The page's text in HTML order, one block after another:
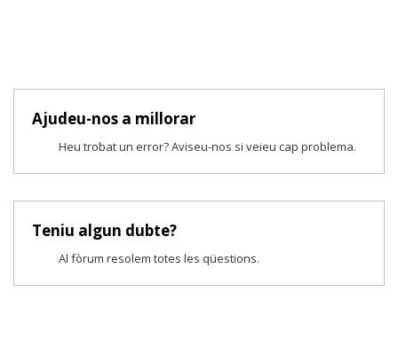
Ajudeu-nos a millorar
Heu trobat un error? Aviseu-nos si veieu cap problema.
Teniu algun dubte?
Al fòrum resolem totes les qüestions.